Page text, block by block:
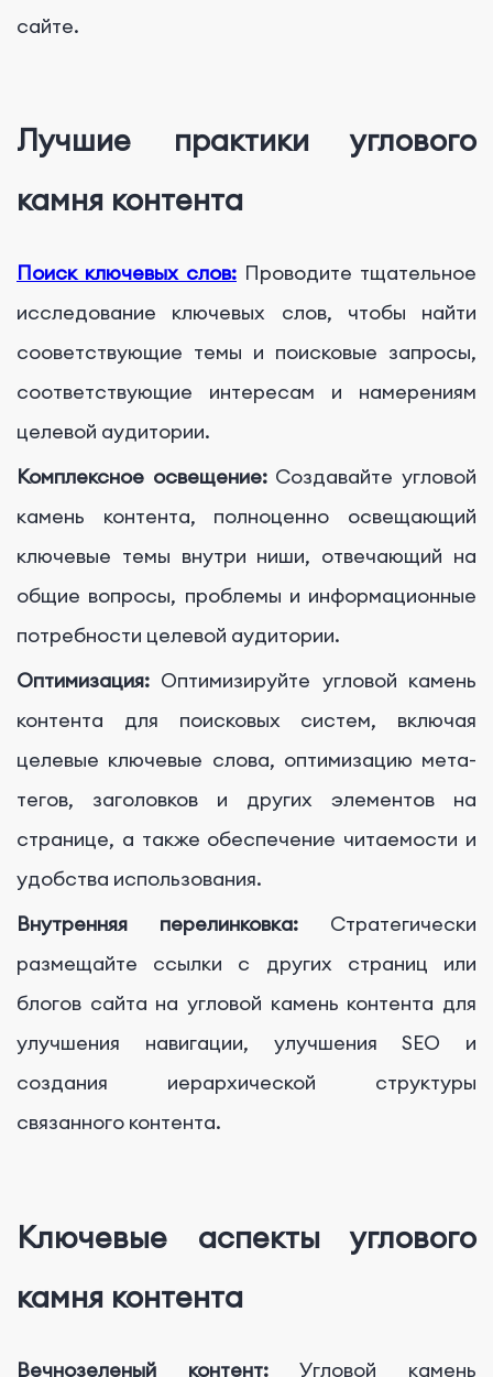
сайте.
Лучшие практики углового
камня контента
Поиск ключевых слов: Проводите тщательное
исследование ключевых слов, чтобы найти
сооветствующие темы и поисковые запросы,
соответствующие интересам и намерениям
целевой аудитории.
Комплексное освещение:Создавайте угловой
камень контента, полноценно освещающий
ключевые темы внутри ниши, отвечающий на
общие вопросы, проблемы и информационные
потребности целевой аудитории.
Оптимизация: Оптимизируйте угловой камень
контента для поисковых систем, включая
целевые ключевые слова, оптимизацию мета-
тегов, заголовков и других элементов на
странице, а также обеспечение читаемости и
удобства использования.
Внутренняя перелинковка: Стратегически
размещайте ссылки с других страниц или
блогов сайта на угловой камень контента для
улучшения навигации, улучшения SEO и
создания иерархической структуры
связанного контента.
Ключевые аспекты углового
камня контента
Вечнозеленый контент:Угловой камень